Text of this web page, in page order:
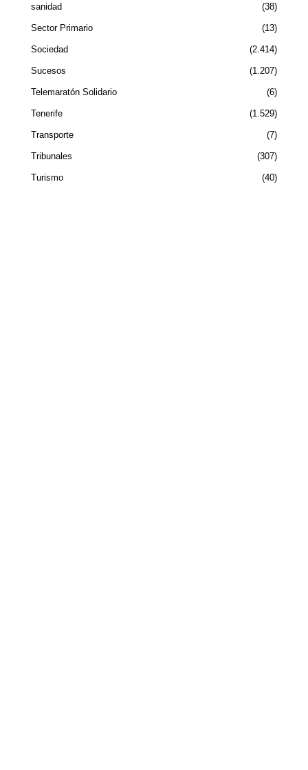
sanidad 38
Sector Primario 13
Sociedad 2.414
Sucesos 1.207
Telemaratón Solidario 6
Tenerife 1.529
Transporte 7
Tribunales 307
Turismo 40